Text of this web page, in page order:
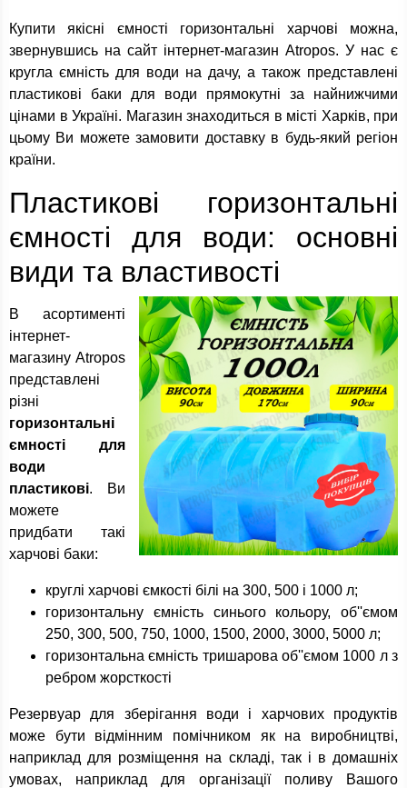
Купити якісні ємності горизонтальні харчові можна,
звернувшись на сайт інтернет-магазин Atropos. У нас є
кругла ємність для води на дачу, а також представлені
пластикові баки для води прямокутні за найнижчими
цінами в Україні. Магазин знаходиться в місті Харків, при
цьому Ви можете замовити доставку в будь-який регіон
країни.
Пластикові горизонтальні
ємності для води: основні
види та властивості
В асортименті
інтернет-
магазину Atropos
представлені
різні
горизонтальні
ємності для
води
пластикові. Ви
можете
придбати такі
харчові баки:
круглі харчові ємкості білі на 300, 500 і 1000 л;
горизонтальну ємність синього кольору, об''ємом
250, 300, 500, 750, 1000, 1500, 2000, 3000, 5000 л;
горизонтальна ємність тришарова об''ємом 1000 л з
ребром жорсткості
Резервуар для зберігання води і харчових продуктів
може бути відмінним помічником як на виробництві,
наприклад для розміщення на складі, так і в домашніх
умовах, наприклад для організації поливу Вашого